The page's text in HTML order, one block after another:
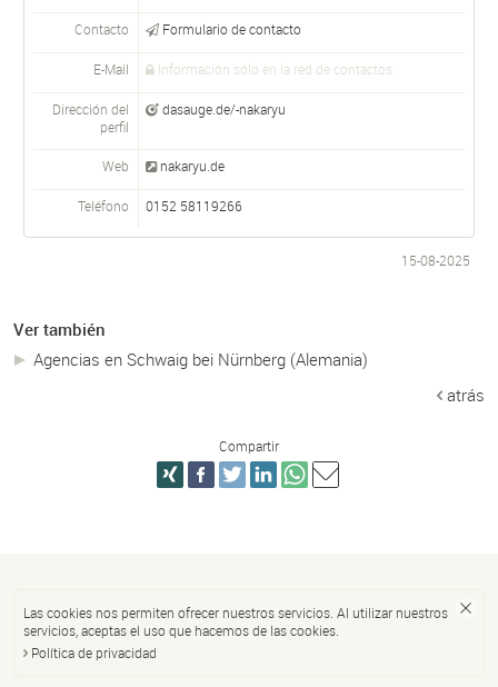
Contacto Formulario de contacto
E-Mail Información sólo en la red de contactos
Dirección del
perfil
dasauge.de/-nakaryu
Web nakaryu.de
Teléfono 0152 58119266‬
15-08-2025
Ver también
Agencias en Schwaig bei Nürnberg (Alemania)
atrás
Compartir
Las cookies nos permiten ofrecer nuestros servicios. Al utilizar nuestros
servicios, aceptas el uso que hacemos de las cookies.
Política de privacidad